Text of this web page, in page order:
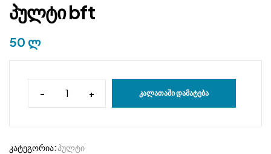
პულტი bft
50 ლ
- + ᲙᲐᲚᲐᲗᲐᲨᲘ ᲓᲐᲛᲐᲢᲔᲑᲐ
კატეგორია:პულტი